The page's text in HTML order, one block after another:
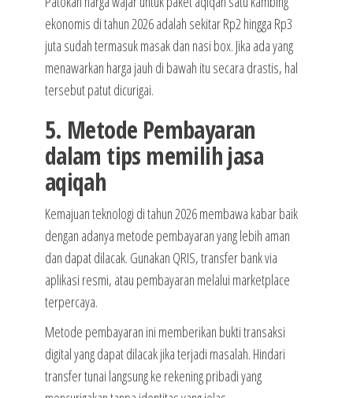
ekonomis di tahun 2026 adalah sekitar Rp2 hingga Rp3
juta sudah termasuk masak dan nasi box. Jika ada yang
menawarkan harga jauh di bawah itu secara drastis, hal
tersebut patut dicurigai.
5. Metode Pembayaran
dalam tips memilih jasa
aqiqah
Kemajuan teknologi di tahun 2026 membawa kabar baik
dengan adanya metode pembayaran yang lebih aman
dan dapat dilacak. Gunakan QRIS, transfer bank via
aplikasi resmi, atau pembayaran melalui marketplace
terpercaya.
Metode pembayaran ini memberikan bukti transaksi
digital yang dapat dilacak jika terjadi masalah. Hindari
transfer tunai langsung ke rekening pribadi yang